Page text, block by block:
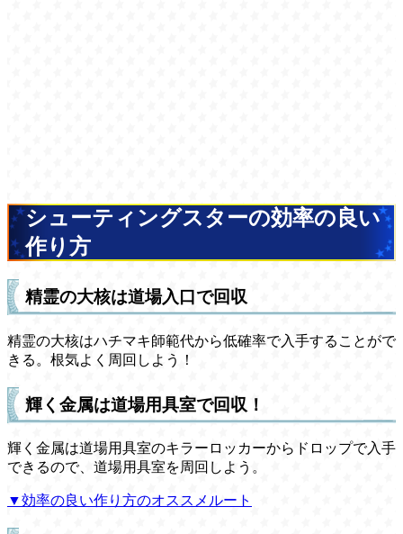
シューティングスターの効率の良い
作り方
精霊の大核は道場入口で回収
精霊の大核はハチマキ師範代から低確率で入手することがで
きる。根気よく周回しよう！
輝く金属は道場用具室で回収！
輝く金属は道場用具室のキラーロッカーからドロップで入手
できるので、道場用具室を周回しよう。
▼効率の良い作り方のオススメルート